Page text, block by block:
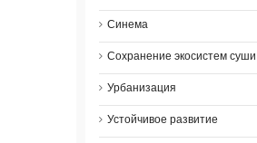
Синема
Сохранение экосистем суши
Урбанизация
Устойчивое развитие